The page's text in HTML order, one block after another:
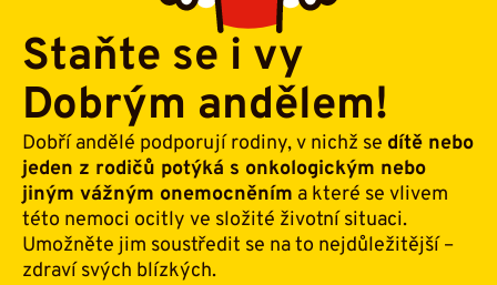
Staňte se i vy
Dobrým andělem!
Dobří andělé podporují rodiny, v nichž se dítě nebo
jeden z rodičů potýká s onkologickým nebo
jiným vážným onemocněním a které se vlivem
této nemoci ocitly ve složité životní situaci.
Umožněte jim soustředit se na to nejdůležitější –
zdraví svých blízkých.